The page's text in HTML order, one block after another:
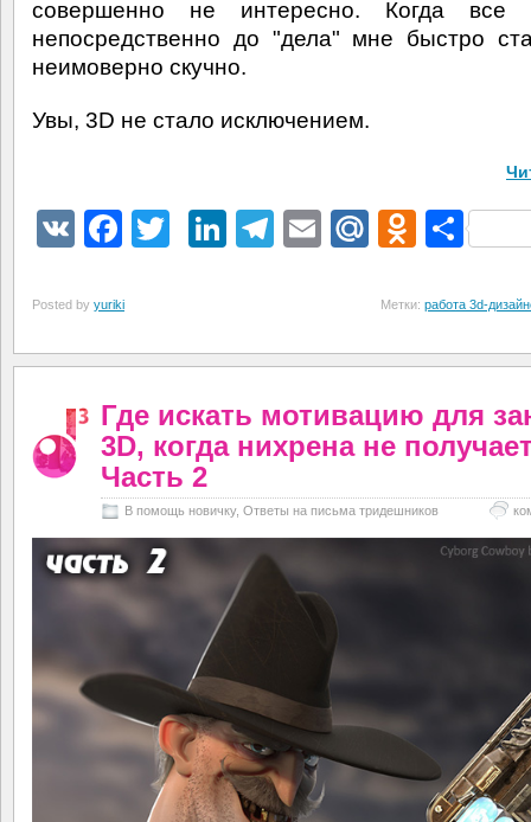
совершенно не интересно. Когда все
непосредственно до "дела" мне быстро
неимоверно скучно.
Увы, 3D не стало исключением.
VK Facebook
TwitterLinkedIn
Telegram
EmailMail.Ru
Posted by yuriki Метки: работа 3d-
Где искать мотивацию для
3D, когда нихрена не
Часть 2
В помощь новичку, Ответы на письма тридешников